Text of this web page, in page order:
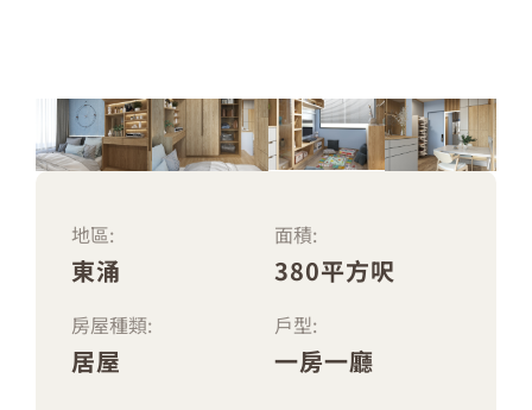
地區:
東涌
面積:
380平方呎
房屋種類:
居屋
戶型:
一房一廳